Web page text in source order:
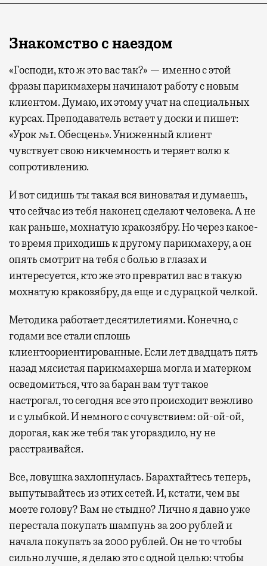
Знакомство с наездом
«Господи, кто ж это вас так?» — именно с этой
фразы парикмахеры начинают работу с новым
клиентом. Думаю, их этому учат на специальных
курсах. Преподаватель встает у доски и пишет:
«Урок №1. Обесцень». Униженный клиент
чувствует свою никчемность и теряет волю к
сопротивлению.
И вот сидишь ты такая вся виноватая и думаешь,
что сейчас из тебя наконец сделают человека. А не
как раньше, мохнатую кракозябру. Но через какое-
то время приходишь к другому парикмахеру, а он
опять смотрит на тебя с болью в глазах и
интересуется, кто же это превратил вас в такую
мохнатую кракозябру, да еще и с дурацкой челкой.
Методика работает десятилетиями. Конечно, с
годами все стали сплошь
клиентоориентированные. Если лет двадцать пять
назад мясистая парикмахерша могла и матерком
осведомиться, что за баран вам тут такое
настрогал, то сегодня все это происходит вежливо
и с улыбкой. И немного с сочувствием: ой-ой-ой,
дорогая, как же тебя так угораздило, ну не
расстраивайся.
Все, ловушка захлопнулась. Барахтайтесь теперь,
выпутывайтесь из этих сетей. И, кстати, чем вы
моете голову? Вам не стыдно? Лично я давно уже
перестала покупать шампунь за 200 рублей и
начала покупать за 2000 рублей. Он не то чтобы
сильно лучше, я делаю это с одной целью: чтобы